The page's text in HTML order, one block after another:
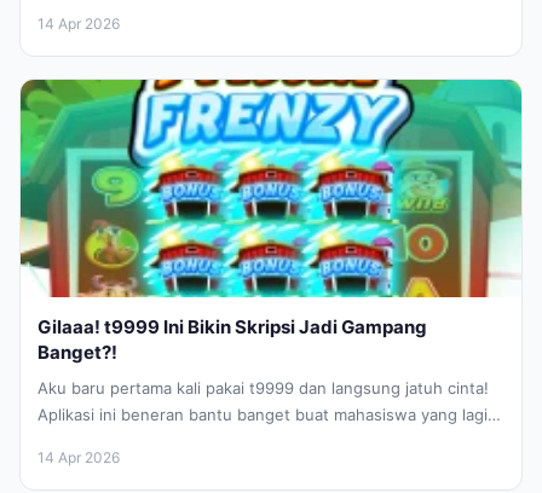
14 Apr 2026
Gilaaa! t9999 Ini Bikin Skripsi Jadi Gampang
Banget?!
Aku baru pertama kali pakai t9999 dan langsung jatuh cinta!
Aplikasi ini beneran bantu banget buat mahasiswa yang lagi
14 Apr 2026